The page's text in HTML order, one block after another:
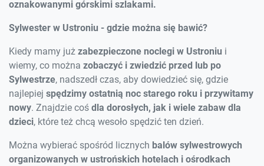
oznakowanymi górskimi szlakami.
Sylwester w Ustroniu - gdzie można się bawić?
Kiedy mamy już zabezpieczone noclegi w Ustroniu i
wiemy, co można zobaczyć i zwiedzić przed lub po
Sylwestrze, nadszedł czas, aby dowiedzieć się, gdzie
najlepiej spędzimy ostatnią noc starego roku i przywitamy
nowy. Znajdzie coś dla dorosłych, jak i wiele zabaw dla
dzieci, które też chcą wesoło spędzić ten dzień.
Można wybierać spośród licznych balów sylwestrowych
organizowanych w ustrońskich hotelach i ośrodkach